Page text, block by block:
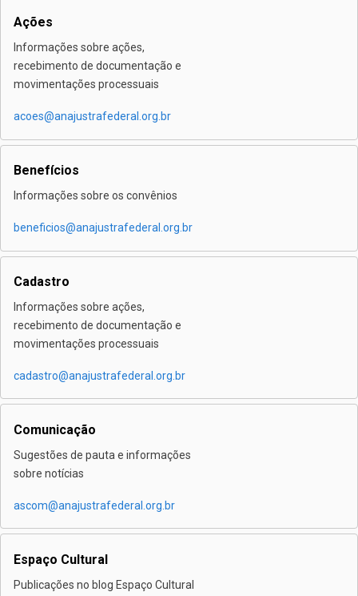
Ações
Informações sobre ações,
recebimento de documentação e
movimentações processuais
acoes@anajustrafederal.org.br
Benefícios
Informações sobre os convênios
beneficios@anajustrafederal.org.br
Cadastro
Informações sobre ações,
recebimento de documentação e
movimentações processuais
cadastro@anajustrafederal.org.br
Comunicação
Sugestões de pauta e informações
sobre notícias
ascom@anajustrafederal.org.br
Espaço Cultural
Publicações no blog Espaço Cultural